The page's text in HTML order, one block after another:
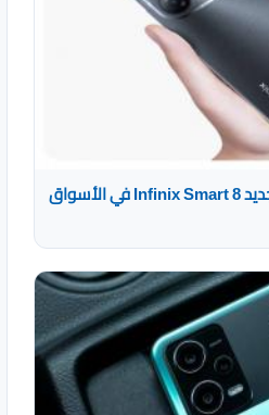
انفنيكس تطلق هاتفها الجديد Infinix Smart 8 في الأسواق